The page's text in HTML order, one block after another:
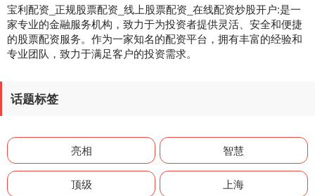
宝利配资_正规股票配资_线上股票配资_在线配资炒股开户:是一
家专业的金融服务机构，致力于为投资者提供灵活、安全和便捷
的股票配资服务。作为一家知名的配资平台，拥有丰富的经验和
专业团队，致力于满足客户的投资需求。
话题标签
亮相 智慧
顶级 上海